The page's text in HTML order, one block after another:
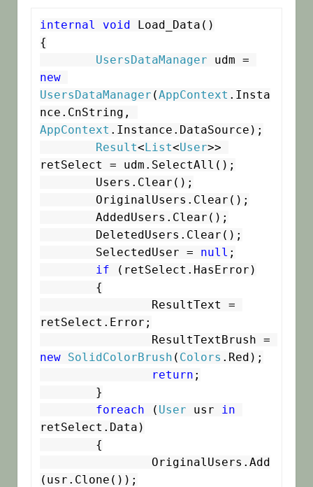
internal void Load_Data()
{
UsersDataManager
new
UsersDataManager (AppContext .Insta
AppContext .Instance.DataSource);
Result<List<User>>
retSelect = udm.SelectAll();
	SelectedUser =
null ;
if (retSelect.HasError)
retSelect.Error;
new
SolidColorBrush ( Colors .Red);
return ;
foreach ( User usr
in
retSelect.Data)
(usr.Clone());